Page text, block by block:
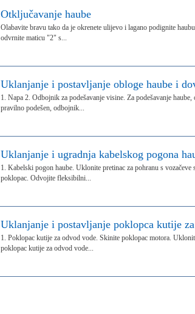
Otključavanje haube
Olabavite bravu tako da je okrenete ulijevo i lagano podignite
odvrnite maticu "2" s...
Uklanjanje i postavljanje obloge haube i
1. Napa 2. Odbojnik za podešavanje visine. Za podešavanje
pravilno podešen, odbojnik...
Uklanjanje i ugradnja kabelskog pogona
1. Kabelski pogon haube. Uklonite pretinac za pohranu s
poklopac. Odvojite fleksibilni...
Uklanjanje i postavljanje poklopca kutije
1. Poklopac kutije za odvod vode. Skinite poklopac motora.
poklopac kutije za odvod vode...